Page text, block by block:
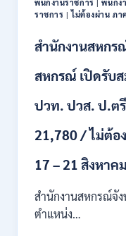
หลาย
+
เงิน
17700
–
71500
/
ต้อง
ภาค
พนักงานราชการ |พนักง
ราชการ |ไม่ต้องผ่าน ภ
สำนักงานสหกร
สหกรณ์ เปิดรับ
ปวท. ปวส. ป.ต
21,780 / ไม่ต้อ
17 – 21 สิงหาค
สำนักงานสหกรณ์จั
ตำแหน่ง…